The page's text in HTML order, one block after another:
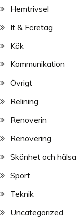
Hemtrivsel
It & Företag
Kök
Kommunikation
Övrigt
Relining
Renoverin
Renovering
Skönhet och hälsa
Sport
Teknik
Uncategorized